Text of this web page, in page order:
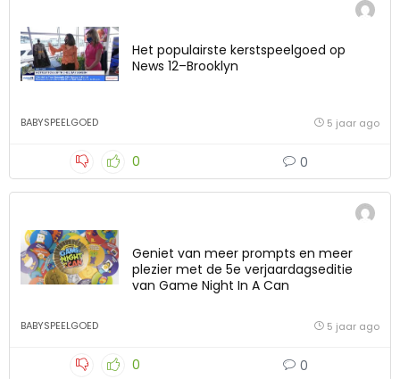
Het populairste kerstspeelgoed op
News 12–Brooklyn
BABYSPEELGOED 5 jaar ago
0 0
Geniet van meer prompts en meer
plezier met de 5e verjaardagseditie
van Game Night In A Can
BABYSPEELGOED 5 jaar ago
0 0